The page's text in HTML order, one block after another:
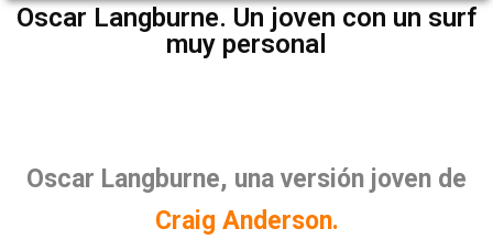
Oscar Langburne. Un joven con un surf
muy personal
Oscar Langburne, una versión joven de
Craig Anderson.